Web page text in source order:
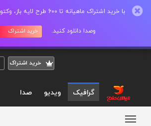
با خرید اشتراک ماهیانه تا
وصدا دانلود کنید. خرید اشتراک
خريد اشتراک
گرافیک ویدیو صدا